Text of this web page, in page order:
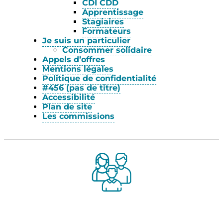
CDI CDD
Apprentissage
Stagiaires
Formateurs
Je suis un particulier
Consommer solidaire
Appels d’offres
Mentions légales
Politique de confidentialité
#456 (pas de titre)
Accessibilité
Plan de site
Les commissions